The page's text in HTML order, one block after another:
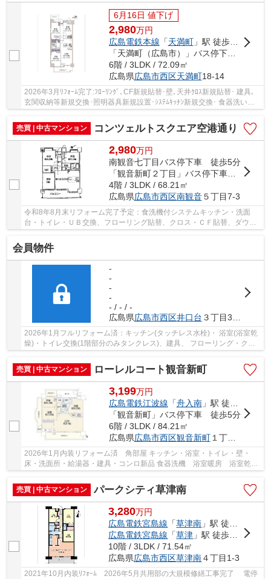
6月16日 値下げ
2,980万円
広島電鉄本線 「天満町」駅 徒歩1分
「天満町（広島市）」バス停下車 徒歩2分
6階 / 3LDK / 72.09㎡
広島県広島市西区天満町18-14
2026年3月ﾘﾌｫｰﾑ完了:ﾌﾛｰﾘﾝｸﾞ､CF新規貼替･壁､天井ｸﾛｽ新規貼替･ 建具､
玄関収納等新規交換･照明器具新規設置･ｼｽﾃﾑｷｯﾁﾝ新規交換･ 食器洗い乾
燥機新規設置･ﾕﾆｯﾄﾊﾞｽ新規交換(浴室換気乾燥機...
売買 | 中古マンション
コンツェルトスクエア空港通り
2,980万円
南観音七丁目バス停下車 徒歩5分
「観音新町２丁目」バス停下車 徒歩5分
4階 / 3LDK / 68.21㎡
広島県広島市西区南観音５丁目7-3
令和8年8月末リフォーム完了予定：食洗機付システムキッチン・洗面
台・トイレ・ＵＢ交換、フローリング貼替、クロス・ＣＦ貼替、ダウン
ライト新設、給湯器交換 南観音小学校徒歩2分...
会員物件
-
-
-
-
- / - / -
広島県広島市西区井口台 ３丁目33-69
2026年1月フルリフォーム済：キッチン(タッチレス水栓)・ 浴室(浴室乾
燥)・トイレ交換(1階部分のみタンクレス)、建具、 フローリング・クロ
売買 | 中古マンション
ローレルコート観音新町
3,199万円
広島電鉄江波線 「舟入南」駅 徒歩13分
「観音新町」バス停下車 徒歩5分
6階 / 3LDK / 84.21㎡
広島県広島市西区観音新町１丁目7-61
2026年1月内装リフォーム済 角部屋 キッチン・浴室・トイレ・壁・
床・洗面所・給湯器・建具・コンロ新品 食器洗機 浴室暖房 浴室乾燥
売買 | 中古マンション
パークシティ草津南
3,280万円
広島電鉄宮島線 「草津南 」駅 徒歩1分
広島電鉄宮島線 「草津 」駅 徒歩11分
10階 / 3LDK / 71.54㎡
広島県広島市西区草津南４丁目1-3
2021年10月内装ﾘﾌｫｰﾑ 2026年5月共用部の大規模修繕工事完了 電停